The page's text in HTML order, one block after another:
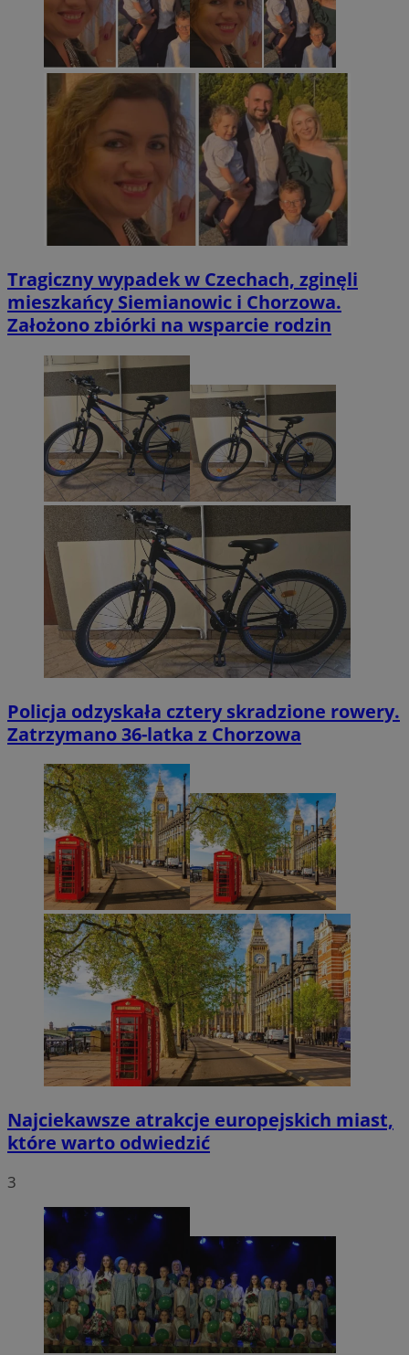
Tragiczny wypadek w Czechach, zginęli
mieszkańcy Siemianowic i Chorzowa.
Założono zbiórki na wsparcie rodzin
Policja odzyskała cztery skradzione rowery.
Zatrzymano 36-latka z Chorzowa
Najciekawsze atrakcje europejskich miast,
które warto odwiedzić
3